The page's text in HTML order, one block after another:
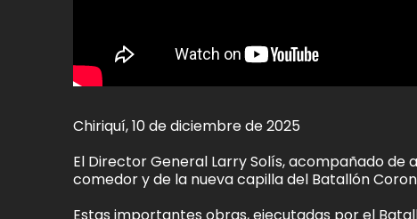
Chiriquí, 10 de diciembre de 2025
El Director General Larry Solís, acompañado de
comedor y de la nueva capilla del Batallón